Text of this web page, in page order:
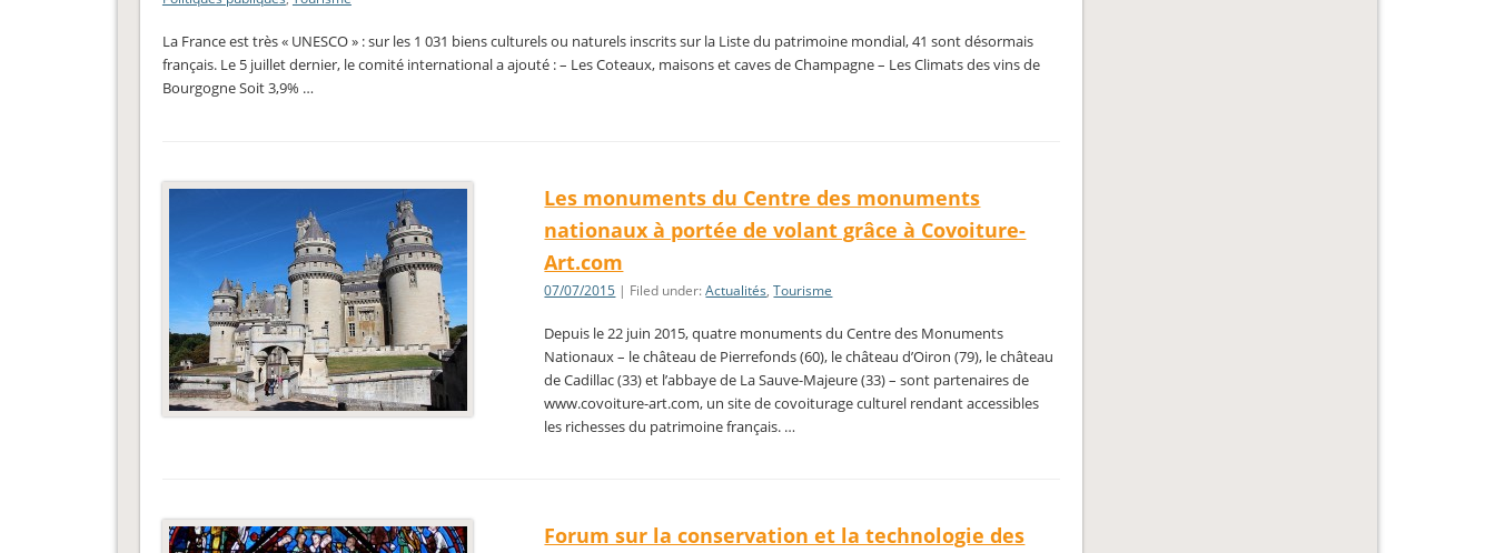
La France est très « UNESCO » : sur les 1 031 biens culturels ou naturels inscrits sur la Liste du patrimoine mondial, 41 sont désormais
français. Le 5 juillet dernier, le comité international a ajouté : – Les Coteaux, maisons et caves de Champagne – Les Climats des vins de
Bourgogne Soit 3,9% …
Les monuments du Centre des monuments
nationaux à portée de volant grâce à Covoiture-
Art.com
07/07/2015 | Filed under:Actualités,Tourisme
Depuis le 22 juin 2015, quatre monuments du Centre des Monuments
Nationaux – le château de Pierrefonds (60), le château d’Oiron (79), le château
de Cadillac (33) et l’abbaye de La Sauve-Majeure (33) – sont partenaires de
www.covoiture-art.com, un site de covoiturage culturel rendant accessibles
les richesses du patrimoine français. …
Forum sur la conservation et la technologie des